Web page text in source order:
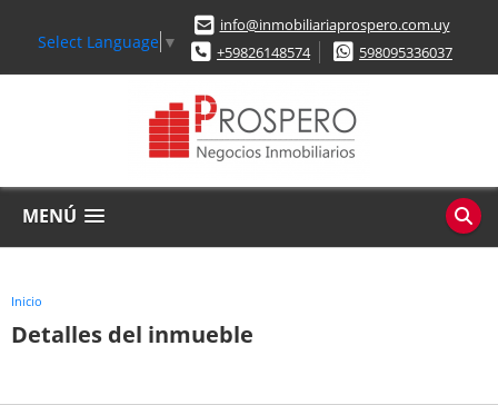
Select Language ▼
info@inmobiliariaprospero.com.uy
+59826148574
598095336037
MENÚ
Inicio
Detalles del inmueble